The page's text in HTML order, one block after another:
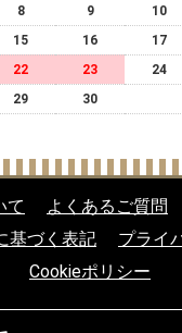
8 9 10
15 16 17
22 23 24
29 30
て よくあるご質問
基づく表記
プライ
Cookieポリシー